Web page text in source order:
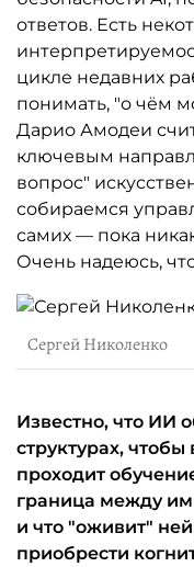
ответов. Есть
цикле недавних
понимать, "о чём
Дарио Амодеи
ключевым
вопрос"
собираемся
самих — пока
Очень надеюсь,
Сергей Николенко
Известно, что ИИ
структурах,
проходит
граница между
и что "оживит"
приобрести